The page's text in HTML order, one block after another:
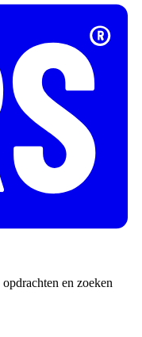
en zoeken